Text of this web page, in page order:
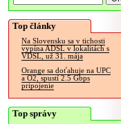
Top články
Na Slovensku sa v tichosti
vypína ADSL v lokalitách s
VDSL, už 31. mája
Orange sa doťahuje na UPC
a O2, spustí 2.5 Gbps
pripojenie
Top správy